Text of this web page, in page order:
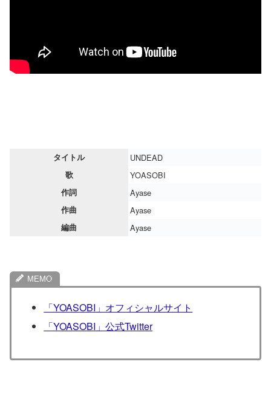
タイトル UNDEAD
歌 YOASOBI
作詞 Ayase
作曲 Ayase
編曲 Ayase
「YOASOBI」オフィシャルサイト
「YOASOBI」公式Twitter